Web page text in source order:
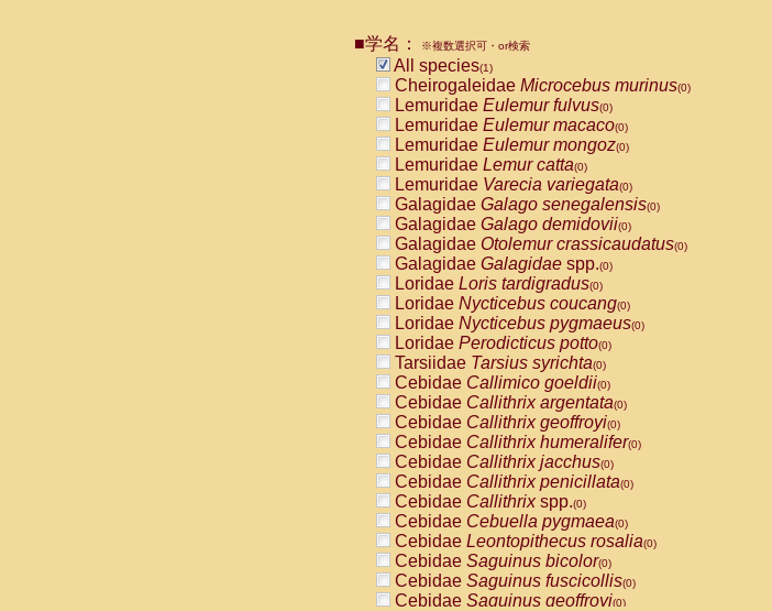
■学名： ※複数選択可・or検索
All species(1)
Cheirogaleidae Microcebus murinus(0)
Lemuridae Eulemur fulvus(0)
Lemuridae Eulemur macaco(0)
Lemuridae Eulemur mongoz(0)
Lemuridae Lemur catta(0)
Lemuridae Varecia variegata(0)
Galagidae Galago senegalensis(0)
Galagidae Galago demidovii(0)
Galagidae Otolemur crassicaudatus(0)
Galagidae Galagidae spp.(0)
Loridae Loris tardigradus(0)
Loridae Nycticebus coucang(0)
Loridae Nycticebus pygmaeus(0)
Loridae Perodicticus potto(0)
Tarsiidae Tarsius syrichta(0)
Cebidae Callimico goeldii(0)
Cebidae Callithrix argentata(0)
Cebidae Callithrix geoffroyi(0)
Cebidae Callithrix humeralifer(0)
Cebidae Callithrix jacchus(0)
Cebidae Callithrix penicillata(0)
Cebidae Callithrixspp.(0)
Cebidae Cebuella pygmaea(0)
Cebidae Leontopithecus rosalia(0)
Cebidae Saguinus bicolor(0)
Cebidae Saguinus fuscicollis(0)
Cebidae Saguinus geoffroyi(0)